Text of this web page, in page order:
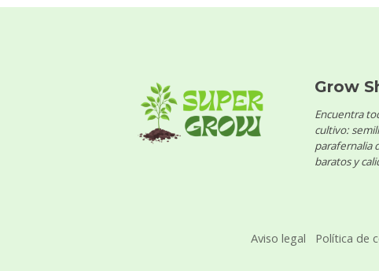
Grow
Encuentra
cultivo:
parafernalia
baratos y
Aviso legal Política de